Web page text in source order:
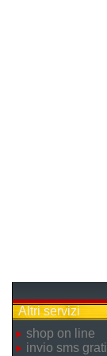
Altri servizi
shop on line
invio sms